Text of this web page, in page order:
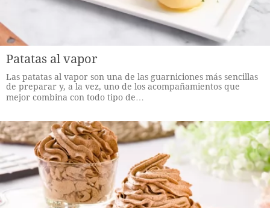
Patatas al vapor
Las patatas al vapor son una de las guarniciones más sencillas
de preparar y, a la vez, uno de los acompañamientos que
mejor combina con todo tipo de…